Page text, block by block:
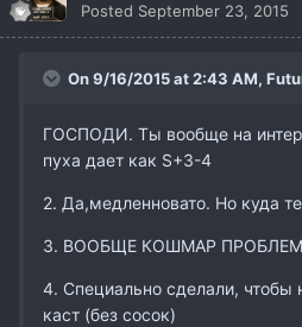
Posted September 23, 2015
On 9/16/2015 at 2:43 AM,
ГОСПОДИ. Ты вообще на
пуха дает как S+3-4
2. Да,медленновато. Но куда
3. ВООБЩЕ КОШМАР
4. Специально сделали, чтобы
каст (без сосок)